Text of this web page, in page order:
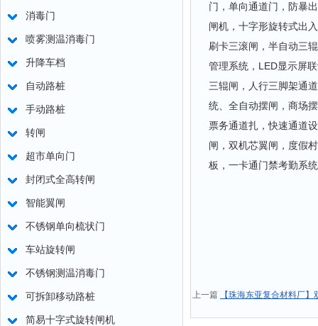
消毒门
喷雾测温消毒门
升降车档
自动路桩
手动路桩
转闸
超市单向门
封闭式全高转闸
智能翼闸
不锈钢单向梳状门
车站旋转闸
不锈钢测温消毒门
可拆卸移动路桩
简易十字式旋转闸机
门，单向通道门，防暴
闸机，十字形旋转式出
刷卡三滚闸，半自动三
管理系统，LED显示屏
三辊闸，人行三脚架通
统、全自动摆闸，商场
票务通道扎，快速通道
闸，双机芯翼闸，度假
板，一卡通门禁考勤系
上一篇 【珠海东亚复合材料厂